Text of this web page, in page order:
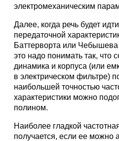
электромеханическим
Далее, когда речь будет
передаточной
Баттерворта или
это надо понимать так, что
динамика и корпуса (или
в электрическом фильтре)
наибольшей точностью
характеристики можно
полином.
Hаиболее гладкой
получается, если ее можно